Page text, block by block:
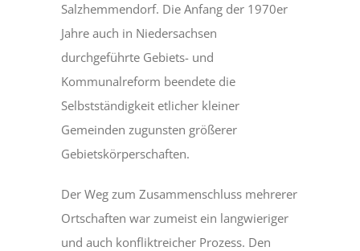
Salzhemmendorf. Die Anfang der 1970er
Jahre auch in Niedersachsen
durchgeführte Gebiets- und
Kommunalreform beendete die
Selbstständigkeit etlicher kleiner
Gemeinden zugunsten größerer
Gebietskörperschaften.
Der Weg zum Zusammenschluss mehrerer
Ortschaften war zumeist ein langwieriger
und auch konfliktreicher Prozess. Den